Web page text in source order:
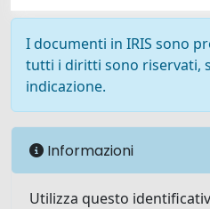
I documenti in IRIS sono
tutti i diritti sono riservati,
indicazione.
Informazioni
Utilizza questo